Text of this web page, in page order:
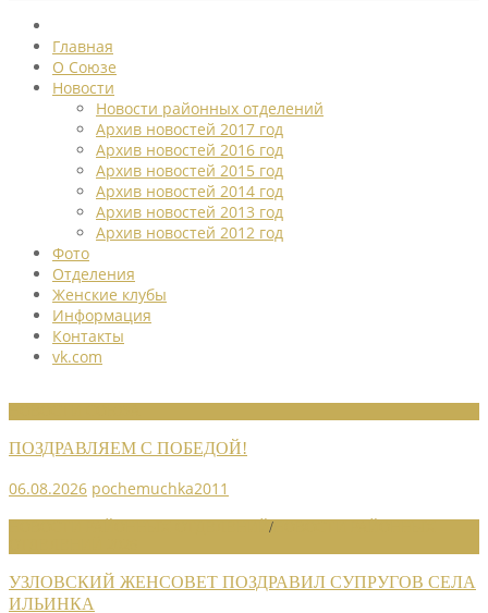
Главная
О Союзе
Новости
Новости районных отделений
Архив новостей 2017 год
Архив новостей 2016 год
Архив новостей 2015 год
Архив новостей 2014 год
Архив новостей 2013 год
Архив новостей 2012 год
Фото
Отделения
Женские клубы
Информация
Контакты
vk.com
ПОЗДРАВЛЯЕМ С ПОБЕДОЙ!
06.08.2026 pochemuchka2011
/
УЗЛОВСКИЙ ЖЕНСОВЕТ ПОЗДРАВИЛ СУПРУГОВ СЕЛА
ИЛЬИНКА